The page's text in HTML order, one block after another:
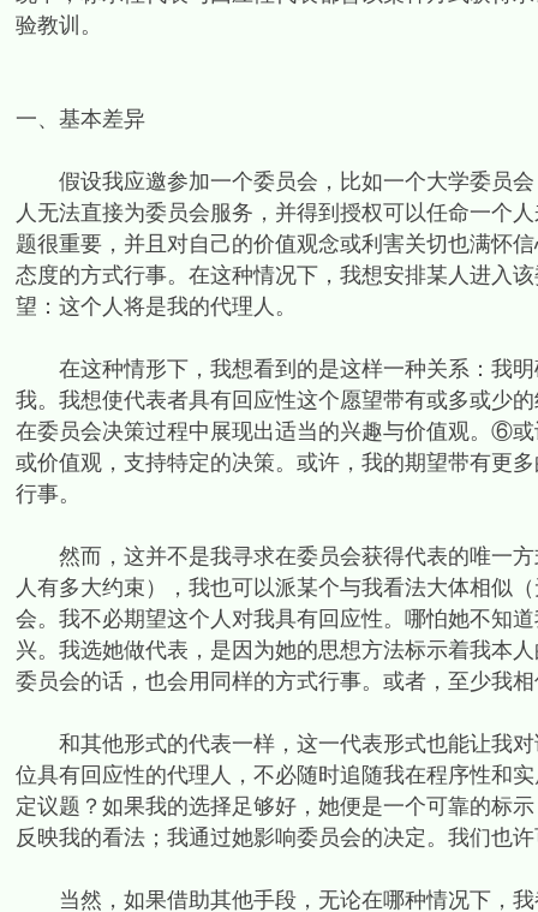
验教训。
一、基本差异
假设我应邀参加一个委员会，比如一个大学委员会
人无法直接为委员会服务，并得到授权可以任命一个
题很重要，并且对自己的价值观念或利害关切也满怀
态度的方式行事。在这种情况下，我想安排某人进入
望：这个人将是我的代理人。
在这种情形下，我想看到的是这样一种关系：我明
我。我想使代表者具有回应性这个愿望带有或多或少
在委员会决策过程中展现出适当的兴趣与价值观。⑥
或价值观，支持特定的决策。或许，我的期望带有更
行事。
然而，这并不是我寻求在委员会获得代表的唯一方
人有多大约束），我也可以派某个与我看法大体相似
会。我不必期望这个人对我具有回应性。哪怕她不知
兴。我选她做代表，是因为她的思想方法标示着我本
委员会的话，也会用同样的方式行事。或者，至少我
和其他形式的代表一样，这一代表形式也能让我对
位具有回应性的代理人，不必随时追随我在程序性和
定议题？如果我的选择足够好，她便是一个可靠的标
反映我的看法；我通过她影响委员会的决定。我们也
当然，如果借助其他手段，无论在哪种情况下，我